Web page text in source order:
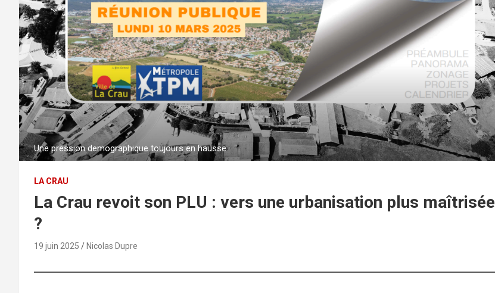
Une pression demographique toujours en hausse
LA CRAU
La Crau revoit son PLU : vers une urbanisation plus maîtrisée
?
19 juin 2025 Nicolas Dupre